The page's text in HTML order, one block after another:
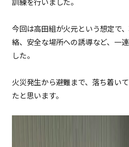
今回は高田組が火元という想定で
絡、安全な場所への誘導など、一
した。
火災発生から避難まで、落ち着い
たと思います。